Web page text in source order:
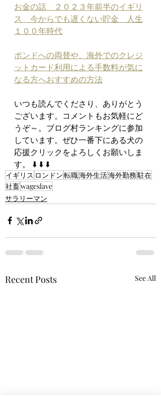
お金の話　２０２３年前半のイギリ
ス　今からでも遅くない貯金　人生
１００年時代
ポンドへの両替や、海外でのクレジ
ットカード利用による手数料が気に
なる方へおすすめの方法
いつも読んでくださり、ありがとう
ございます。コメントもお気軽にど
うぞ～。ブログ村ランキングに参加
しています。ぜひ一番下にある犬の
応援クリックをよろしくお願いしま
す。 ⬇️ ⬇️ ⬇️
イギリス ロンドン転職海外生活海外勤務駐在
社畜wageslave
サラリーマン
Recent Posts See All